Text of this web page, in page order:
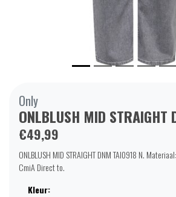
Only
ONLBLUSH MID STRAIGHT
€49,99
ONLBLUSH MID STRAIGHT DNM TAI0918 N.
CmiA Direct to.
Kleur: